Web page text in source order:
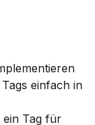
einfach in
ein Tag für